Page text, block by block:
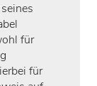
für
für